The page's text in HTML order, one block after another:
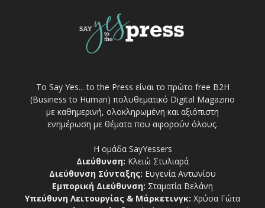
Το Say Yes... to the Press είναι το πρώτο free Β2Η
(Business to Human) πολυθεματικό Digital Magazino
με καθημερινή, ολοκληρωμένη και αξιόπιστη
ενημέρωση με θέματα που αφορούν όλους.
Η ομάδα SayYessers
Διεύθυνση: Κλειώ Στυλιαρά
Διεύθυνση Σύνταξης: Ευγενία Αντωνίου
Εμπορική Διεύθυνση: Σταματία Βελάνη
Υπεύθυνη Λειτουργίας & Μάρκετινγκ: Χρύσα Γώτα